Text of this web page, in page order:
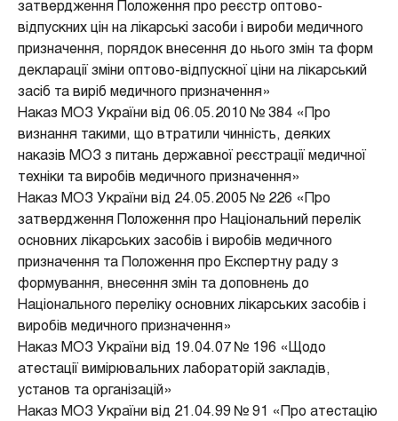
затвердження Положення про реєстр оптово-
відпускних цін на лікарські засоби і вироби медичного
призначення, порядок внесення до нього змін та форм
декларації зміни оптово-відпускної ціни на лікарський
засіб та виріб медичного призначення»
Наказ МОЗ України від 06.05.2010 № 384 «Про
визнання такими, що втратили чинність, деяких
наказів МОЗ з питань державної реєстрації медичної
техніки та виробів медичного призначення»
Наказ МОЗ України від 24.05.2005 № 226 «Про
затвердження Положення про Національний перелік
основних лікарських засобів і виробів медичного
призначення та Положення про Експертну раду з
формування, внесення змін та доповнень до
Національного переліку основних лікарських засобів і
виробів медичного призначення»
Наказ МОЗ України від 19.04.07 № 196 «Щодо
атестації вимірювальних лабораторій закладів,
установ та організацій»
Наказ МОЗ України від 21.04.99 № 91 «Про атестацію